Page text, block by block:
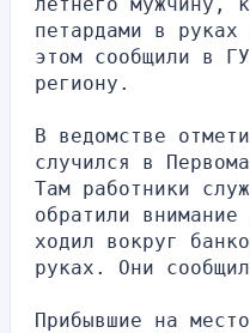
петардами в
этом сообщили в
региону.
В ведомстве
случился в
Там работники
обратили
ходил вокруг
руках. Они
Прибывшие на